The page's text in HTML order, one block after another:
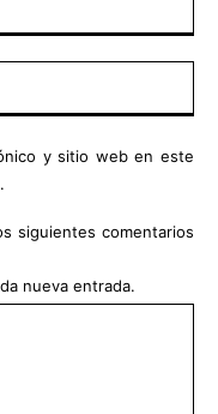
y sitio web en este
siguientes comentarios
nueva entrada.